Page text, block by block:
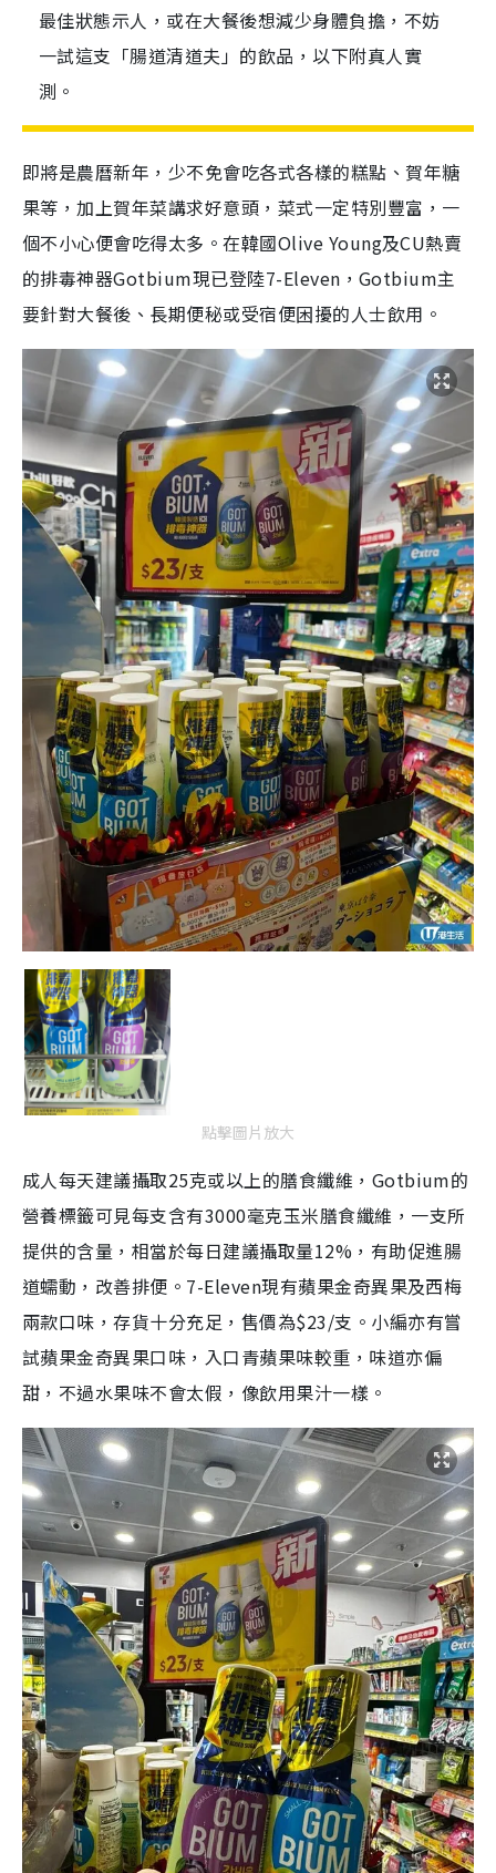
最佳狀態示人，或在大餐後想減少身體負擔，不妨
一試這支「腸道清道夫」的飲品，以下附真人實
測。
即將是農曆新年，少不免會吃各式各樣的糕點、賀年糖
果等，加上賀年菜講求好意頭，菜式一定特別豐富，一
個不小心便會吃得太多。在韓國Olive Young及CU熱賣
的排毒神器Gotbium現已登陸7-Eleven，Gotbium主
要針對大餐後、長期便秘或受宿便困擾的人士飲用。
點擊圖片放大
成人每天建議攝取25克或以上的膳食纖維，Gotbium的
營養標籤可見每支含有3000毫克玉米膳食纖維，一支所
提供的含量，相當於每日建議攝取量12%，有助促進腸
道蠕動，改善排便。7-Eleven現有蘋果金奇異果及西梅
兩款口味，存貨十分充足，售價為$23/支。小編亦有嘗
試蘋果金奇異果口味，入口青蘋果味較重，味道亦偏
甜，不過水果味不會太假，像飲用果汁一樣。